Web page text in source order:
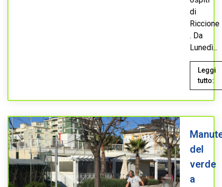
di
Riccione
. Da
Lunedì...
Leggi
tutto:
del
verde
a